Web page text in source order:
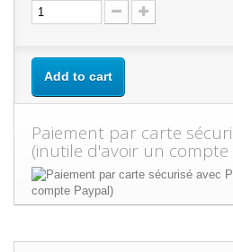
Add to cart
Paiement par carte
(inutile d'avoir un compte